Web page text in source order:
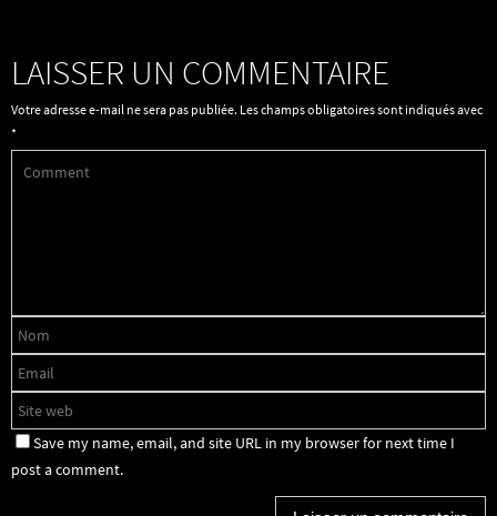
LAISSER UN COMMENTAIRE
Votre adresse e-mail ne sera pas publiée. Les champs obligatoires sont indiqués avec
*
Save my name, email, and site URL in my browser for next time I
post a comment.